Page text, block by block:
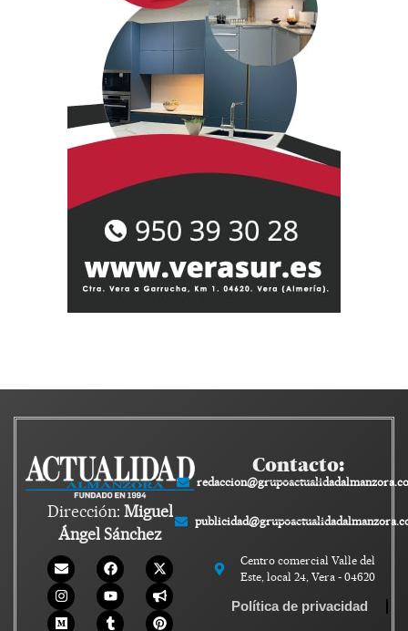
Dirección: Miguel
Ángel Sánchez
Contacto:
Centro comercial Valle del
Este, local 24, Vera - 04620
Política de privacidad